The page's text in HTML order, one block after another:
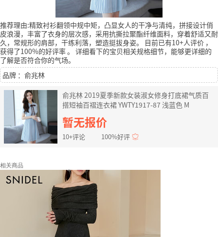
推荐理由:精致衬衫翻领中规中矩，凸显女人的干净与清纯，拼接设计俏
皮浪漫，丰富了衣身的层次感，采用抗撕拉聚酯纤维面料，穿着舒适又耐
久，常规形的肩部，干练利落，塑造挺拔身姿。
目前已有10+人评价 ，
获得了100%的好评率。 详细看下的宝贝相关规格细节，能够更详细的
了解是否符合你的气场。
品牌 ：俞兆林
俞兆林 2019夏季新款女装淑女修身打底裙气质百
搭短袖百褶连衣裙 YWTY1917-87 浅蓝色 M
暂无报价
10+评论 100%好评
相关商品